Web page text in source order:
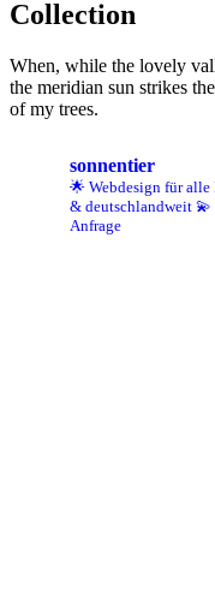
Collection
When, while the lovely
the meridian sun strikes
of my trees.
sonnentier
🌟 Webdesign für
& deutschlandweit 💫
Anfrage